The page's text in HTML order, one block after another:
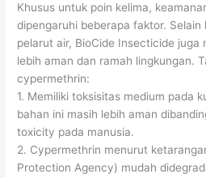
Khusus untuk poin kelima,
dipengaruhi beberapa faktor. Selain
pelarut air, BioCide Insecticide juga
lebih aman dan ramah lingkungan.
cypermethrin:
1. Memiliki toksisitas medium pada
bahan ini masih lebih aman
toxicity pada manusia.
2. Cypermethrin menurut
Protection Agency) mudah